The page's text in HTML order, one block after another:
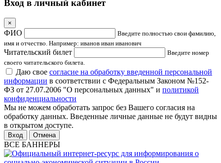
Вход в личный кабинет
×
ФИО
Введите полностью свои фамилию,
имя и отчество. Например: иванов иван иванович
Читательский билет
Введите номер
своего читательского билета.
Даю свое согласие на обработку введенной персональной
информации в соответствии с Федеральным Законом №152-
ФЗ от 27.07.2006 "О персональных данных" и политикой
конфиденциальности
Мы не можем обработать запрос без Вашего согласия на
обработку данных. Введенные личные данные не будут видны
в открытом доступе.
Отмена
ВСЕ БАННЕРЫ